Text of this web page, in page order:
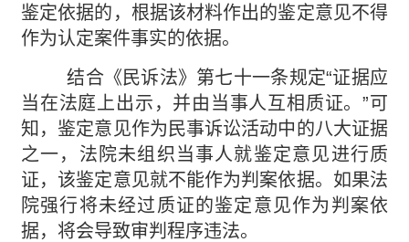
鉴定依据的，根据该材料作出的鉴定意见不得
作为认定案件事实的依据。
结合《民诉法》第七十一条规定“证据应
当在法庭上出示，并由当事人互相质证。”可
知，鉴定意见作为民事诉讼活动中的八大证据
之一，法院未组织当事人就鉴定意见进行质
证，该鉴定意见就不能作为判案依据。如果法
院强行将未经过质证的鉴定意见作为判案依
据，将会导致审判程序违法。